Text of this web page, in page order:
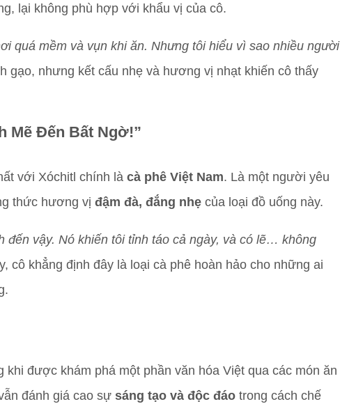
lại không phù hợp với khẩu vị của cô.
quá mềm và vụn khi ăn. Nhưng tôi hiểu vì sao nhiều người
gạo, nhưng kết cấu nhẹ và hương vị nhạt khiến cô thấy
Mẽ Đến Bất Ngờ!”
với Xóchitl chính là cà phê Việt Nam. Là một người yêu
thức hương vị đậm đà, đắng nhẹ của loại đồ uống này.
đến vậy. Nó khiến tôi tỉnh táo cả ngày, và có lẽ… không
cô khẳng định đây là loại cà phê hoàn hảo cho những ai
khi được khám phá một phần văn hóa Việt qua các món ăn
đánh giá cao sự sáng tạo và độc đáo trong cách chế